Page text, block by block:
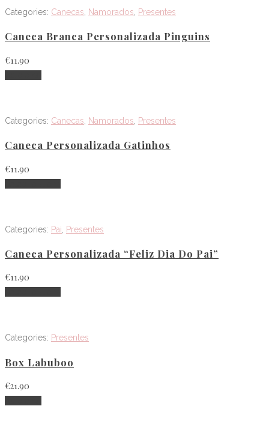
Categories: Canecas Namorados Presentes
Caneca Branca Personalizada Pinguins
€11.90
Categories: Canecas Namorados Presentes
Caneca Personalizada Gatinhos
€11.90
Categories: Pai Presentes
Caneca Personalizada “Feliz Dia Do Pai”
€11.90
Categories: Presentes
Box Labuboo
€21.90